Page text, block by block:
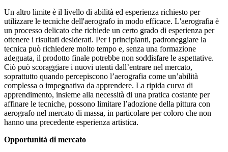
Un altro limite è il livello di abilità ed esperienza richiesto per
utilizzare le tecniche dell'aerografo in modo efficace. L'aerografia è
un processo delicato che richiede un certo grado di esperienza per
ottenere i risultati desiderati. Per i principianti, padroneggiare la
tecnica può richiedere molto tempo e, senza una formazione
adeguata, il prodotto finale potrebbe non soddisfare le aspettative.
Ciò può scoraggiare i nuovi utenti dall’entrare nel mercato,
soprattutto quando percepiscono l’aerografia come un’abilità
complessa o impegnativa da apprendere. La ripida curva di
apprendimento, insieme alla necessità di una pratica costante per
affinare le tecniche, possono limitare l’adozione della pittura con
aerografo nel mercato di massa, in particolare per coloro che non
hanno una precedente esperienza artistica.
Opportunità di mercato